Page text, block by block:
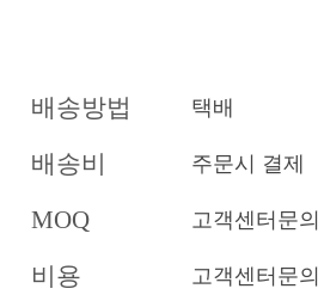
배송방법 택배
배송비 주문시 결제
MOQ 고객센터문의
비용 고객센터문의